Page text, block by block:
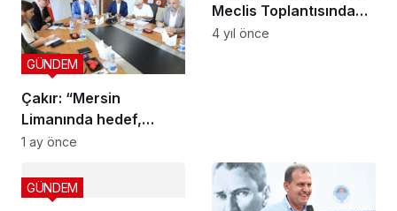
Çakır: “Mersin
Limanında hedef,
herkesin kazandığı bir
GÜNDEM
1 ay önce
Meclis Toplantısında
fark yaratan projelerini
4 yıl önce
GÜNDEM